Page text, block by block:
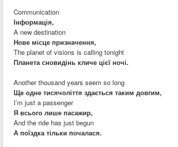
Communication
Інформація,
A new destination
Нове місце призначення,
The planet of visions is calling tonight
Планета сновидінь кличе цієї ночі.
Another thousand years seem so long
Ще одне тисячоліття здається таким довгим,
I’m just a passenger
Я всього лише пасажир,
And the ride has just begun
А поїздка тільки почалася.